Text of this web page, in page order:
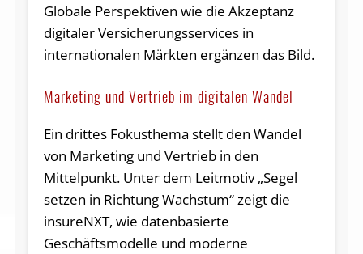
Globale Perspektiven wie die Akzeptanz
digitaler Versicherungsservices in
internationalen Märkten ergänzen das Bild.
Marketing und Vertrieb im digitalen Wandel
Ein drittes Fokusthema stellt den Wandel
von Marketing und Vertrieb in den
Mittelpunkt. Unter dem Leitmotiv „Segel
setzen in Richtung Wachstum“ zeigt die
insureNXT, wie datenbasierte
Geschäftsmodelle und moderne